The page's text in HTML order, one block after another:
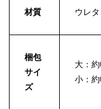
材質 ウレ
梱包
サイ
ズ
大：
小：